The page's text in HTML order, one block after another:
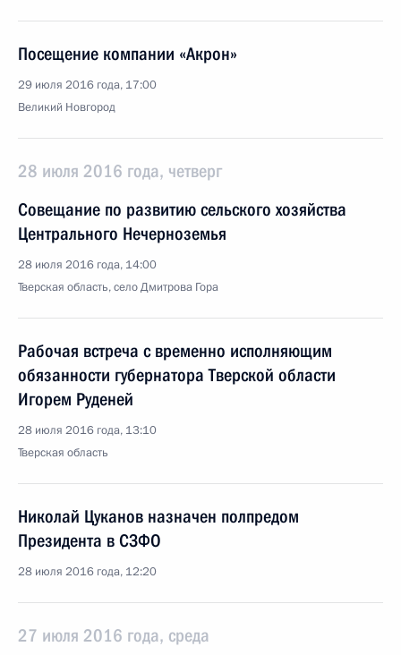
Посещение компании «Акрон»
29 июля 2016 года, 17:00
Великий Новгород
28 июля 2016 года, четверг
Совещание по развитию сельского хозяйства
Центрального Нечерноземья
28 июля 2016 года, 14:00
Тверская область, село Дмитрова Гора
Рабочая встреча с временно исполняющим
обязанности губернатора Тверской области
Игорем Руденей
28 июля 2016 года, 13:10
Тверская область
Николай Цуканов назначен полпредом
Президента в СЗФО
28 июля 2016 года, 12:20
27 июля 2016 года, среда